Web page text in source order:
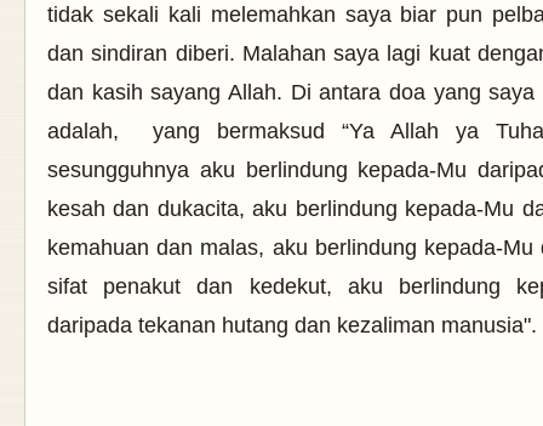
tidak sekali kali melemahkan saya biar pun
dan sindiran diberi. Malahan saya lagi kuat
dan kasih sayang Allah. Di antara doa yang saya
adalah, yang bermaksud “Ya Allah ya
sesungguhnya aku berlindung kepada-Mu
kesah dan dukacita, aku berlindung kepada-Mu
kemahuan dan malas, aku berlindung kepada-Mu
sifat penakut dan kedekut, aku berlindung
daripada tekanan hutang dan kezaliman manusia".